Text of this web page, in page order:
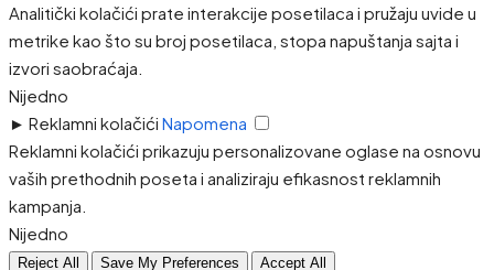
Analitički kolačići prate interakcije posetilaca i pružaju uvide u
metrike kao što su broj posetilaca, stopa napuštanja sajta i
izvori saobraćaja.
Nijedno
► Reklamni kolačići Napomena
Reklamni kolačići prikazuju personalizovane oglase na osnovu
vaših prethodnih poseta i analiziraju efikasnost reklamnih
kampanja.
Nijedno
Reject All Save My Preferences Accept All